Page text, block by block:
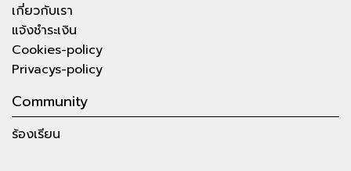
เกี่ยวกับเรา
แจ้งชำระเงิน
Cookies-policy
Privacys-policy
Community
ร้องเรียน